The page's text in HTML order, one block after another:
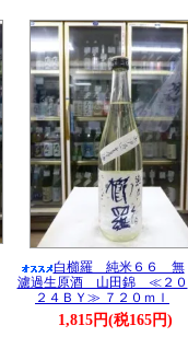
白櫛羅 純米６６ 無
濾過生原酒 山田錦 ≪２０
２４ＢＹ≫ ７２０ｍｌ
1,815円(税165円)